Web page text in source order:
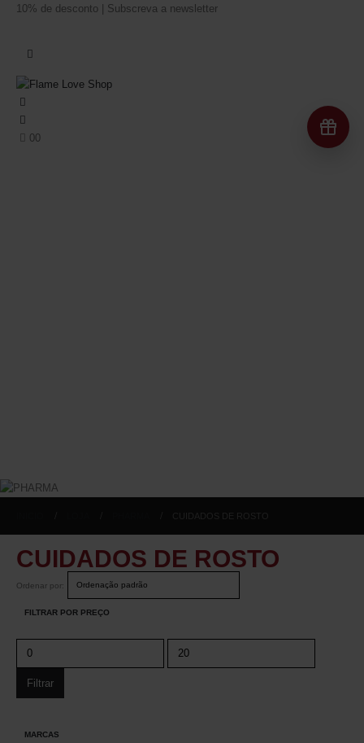
10% de desconto | Subscreva a newsletter
00
CUIDADOS DE ROSTO
Ordenar por:
FILTRAR POR PREÇO
Filtrar
MARCAS